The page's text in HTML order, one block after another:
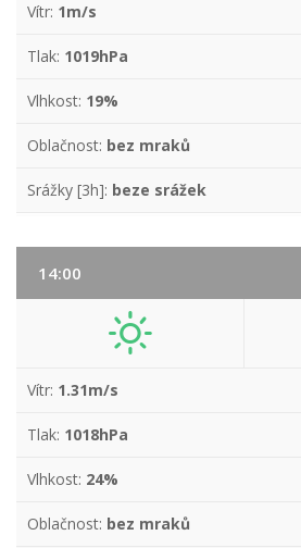
Vítr: 1m/s
Tlak: 1019hPa
Vlhkost: 19%
Oblačnost: bez mraků
Srážky [3h]: beze srážek
14:00
Vítr: 1.31m/s
Tlak: 1018hPa
Vlhkost: 24%
Oblačnost: bez mraků